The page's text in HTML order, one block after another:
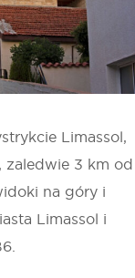
Limassol,
zaledwie 3 km od
na góry i
Limassol i